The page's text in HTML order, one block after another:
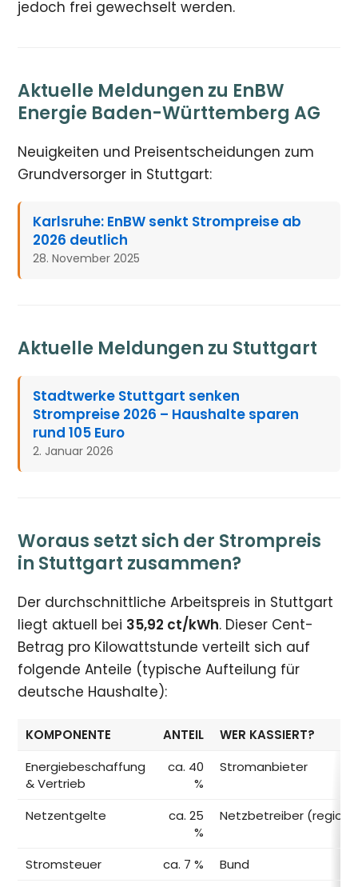
jedoch frei gewechselt werden.
Aktuelle Meldungen zu EnBW
Energie Baden-Württemberg AG
Neuigkeiten und Preisentscheidungen zum
Grundversorger in Stuttgart:
Karlsruhe: EnBW senkt Strompreise ab
2026 deutlich
28. November 2025
Aktuelle Meldungen zu Stuttgart
Stadtwerke Stuttgart senken
Strompreise 2026 – Haushalte sparen
rund 105 Euro
2. Januar 2026
Woraus setzt sich der Strompreis
in Stuttgart zusammen?
Der durchschnittliche Arbeitspreis in Stuttgart
liegt aktuell bei 35,92 ct/kWh. Dieser Cent-
Betrag pro Kilowattstunde verteilt sich auf
folgende Anteile (typische Aufteilung für
deutsche Haushalte):
KOMPONENTE ANTEIL
WER KASSIERT?
Energiebeschaffung
& Vertrieb
ca. 40
%
Stromanbieter
Netzentgelte
ca. 25
%
Netzbetreiber
Stromsteuer ca. 7 %
Bund